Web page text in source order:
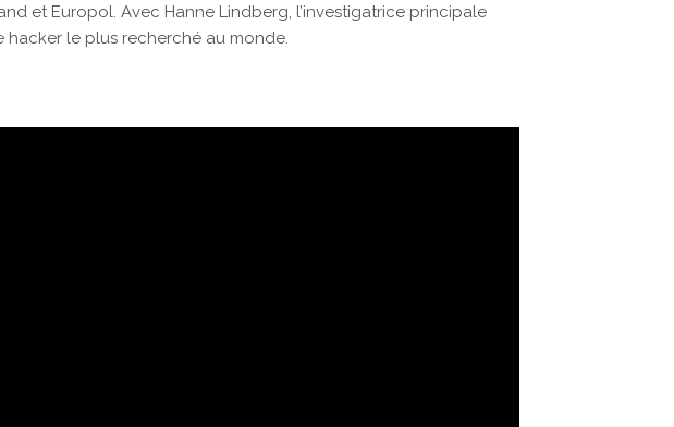
et Europol. Avec Hanne Lindberg, l’investigatrice principale
hacker le plus recherché au monde.